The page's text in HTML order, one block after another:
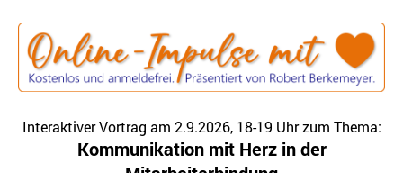
Interaktiver Vortrag am 2.9.2026, 18-19 Uhr zum Thema:
Kommunikation mit Herz in der